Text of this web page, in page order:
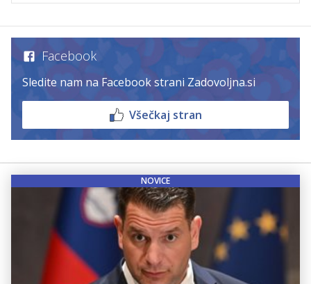
Facebook
Sledite nam na Facebook strani Zadovoljna.si
Všečkaj stran
NOVICE